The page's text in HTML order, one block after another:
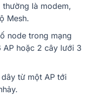
là modem,
Mesh.
node trong mạng
hoặc 2 cây lưới 3
từ một AP tới